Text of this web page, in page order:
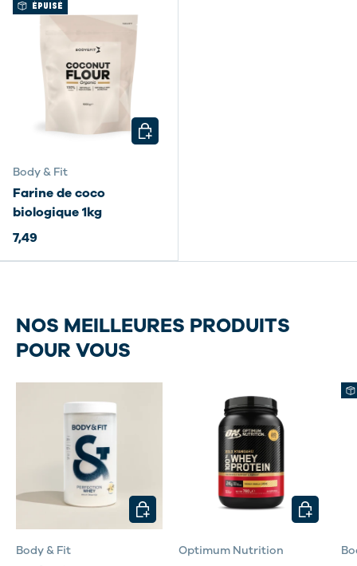
ÉPUISÉ
Body & Fit
Farine de coco
biologique 1kg
7,49
CHOISIR LES OPTIONS
NOS MEILLEURES PRODUITS
POUR VOUS
Body & Fit
CHOISIR LES OPTIONS
Optimum Nutrition
CHOISIR